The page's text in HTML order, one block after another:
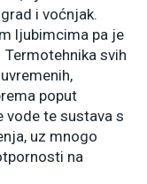
i voćnjak.
ljubimcima pa je
svih
poput
vode te sustava s
uz mnogo
na